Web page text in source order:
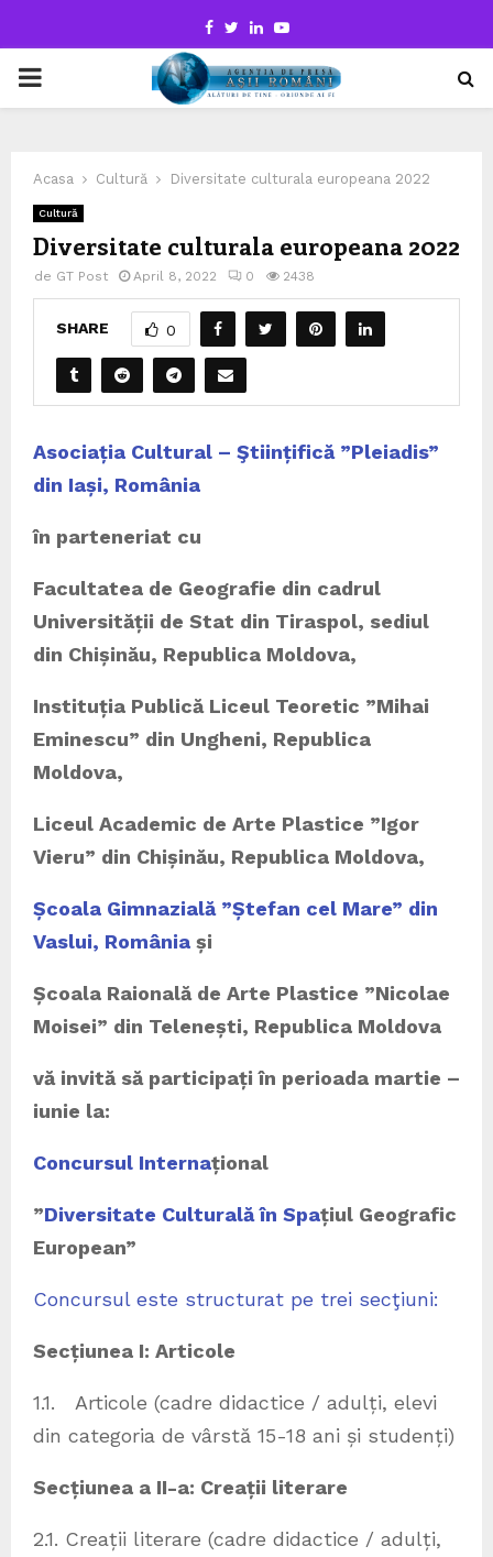
Facebook
TwitterLinkedinYoutube
PRIMARY
Acasa Cultură Diversitate culturala europeana 2022
Cultură
Diversitate culturala europeana 2022
de GT Post April 8, 2022 0 2438
SHARE 0
Asociația Cultural – Ştiințifică ”Pleiadis”
din Iași, România
în parteneriat cu
Facultatea de Geografie din cadrul
Universității de Stat din Tiraspol, sediul
din Chișinău, Republica Moldova,
Instituția Publică Liceul Teoretic ”Mihai
Eminescu” din Ungheni, Republica
Moldova,
Liceul Academic de Arte Plastice ”Igor
Vieru” din Chișinău, Republica Moldova,
Școala Gimnazială ”Ștefan cel Mare” din
Vaslui, România și
Școala Raională de Arte Plastice ”Nicolae
Moisei” din Telenești, Republica Moldova
vă invită să participați în perioada martie –
iunie la:
Concursul Internațional
”Diversitate Culturală în Spațiul Geografic
European”
Concursul este structurat pe trei secţiuni:
Secțiunea I: Articole
1.1. Articole (cadre didactice / adulți, elevi
din categoria de vârstă 15-18 ani și studenți)
Secțiunea a II-a: Creații literare
2.1. Creații literare (cadre didactice / adulți,